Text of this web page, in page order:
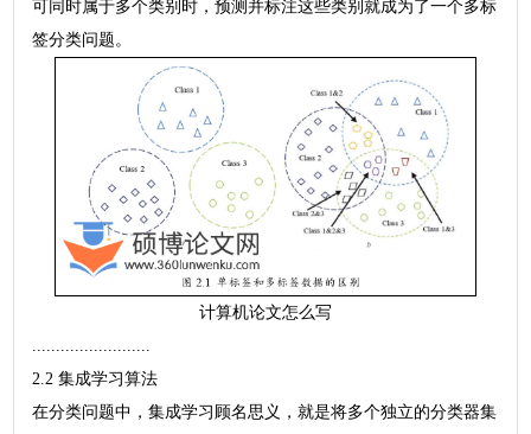
可同时属于多个类别时，预测并标注这些类别就成为了一个多标
签分类问题。
计算机论文怎么写
2.2 集成学习算法
在分类问题中，集成学习顾名思义，就是将多个独立的分类器集